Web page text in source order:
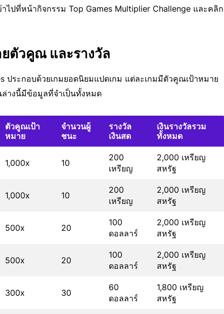
าไปที่หน้ากิจกรรม Top Games Multiplier Challenge และคลิก
ยตัวคูณ และรางวัล
ประกอบด้วยเกมยอดนิยมแปดเกม แต่ละเกมมีตัวคูณเป้าหมาย
ล่างนี้มีข้อมูลที่จำเป็นทั้งหมด
ตัวคูณเป้า
หมาย
จำนวนผู้
ชนะ
รางวัล
เงินสด
เงินรางวัลรวม
ทั้งหมด
1,000x 10
200
เหรียญ
2,000 เหรียญ
สหรัฐ
1,000x 10
200
เหรียญ
2,000 เหรียญ
สหรัฐ
500x 20
100
ดอลลาร์
2,000 เหรียญ
สหรัฐ
500x 20
100
ดอลลาร์
2,000 เหรียญ
สหรัฐ
300x 30
60
ดอลลาร์
1,800 เหรียญ
สหรัฐ